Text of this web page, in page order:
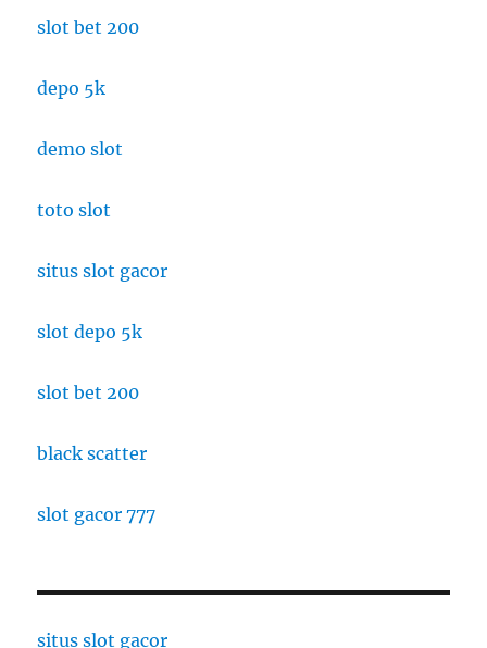
slot bet 200
depo 5k
demo slot
toto slot
situs slot gacor
slot depo 5k
slot bet 200
black scatter
slot gacor 777
situs slot gacor